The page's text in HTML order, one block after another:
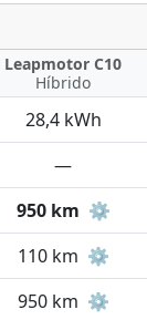
Leapmotor C10
Híbrido
28,4 kWh
—
950 km ⚙️
110 km ⚙️
950 km ⚙️